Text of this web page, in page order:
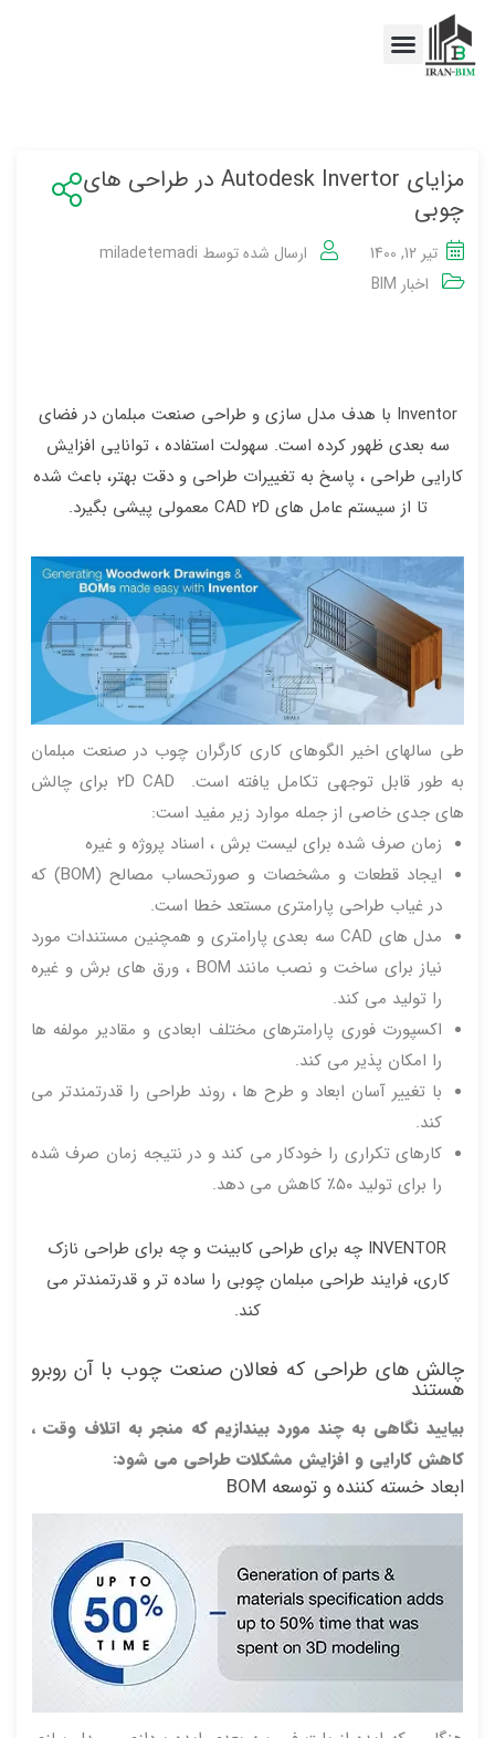
مزایای Autodesk Invertor در طراحی های
چوبی
تیر 12, 1400 ارسال شده توسط miladetemadi
اخبار BIM
Inventor با هدف مدل سازی و طراحی صنعت مبلمان در فضای
سه بعدی ظهور کرده است. سهولت استفاده ، توانایی افزایش
کارایی طراحی ، پاسخ به تغییرات طراحی و دقت بهتر، باعث شده
تا از سیستم عامل های CAD 2D معمولی پیشی بگیرد.
طی سالهای اخیر الگوهای کاری کارگران چوب در صنعت مبلمان
به طور قابل توجهی تکامل یافته است. ۲D CAD برای چالش
های جدی خاصی از جمله موارد زیر مفید است:
زمان صرف شده برای لیست برش ، اسناد پروژه و غیره
ایجاد قطعات و مشخصات و صورتحساب مصالح (BOM) که
در غیاب طراحی پارامتری مستعد خطا است.
مدل های CAD سه بعدی پارامتری و همچنین مستندات مورد
نیاز برای ساخت و نصب مانند BOM ، ورق های برش و غیره
را تولید می کند.
اکسپورت فوری پارامترهای مختلف ابعادی و مقادیر مولفه ها
را امکان پذیر می کند.
با تغییر آسان ابعاد و طرح ها ، روند طراحی را قدرتمندتر می
کند.
کارهای تکراری را خودکار می کند و در نتیجه زمان صرف شده
را برای تولید ۵۰٪ کاهش می دهد.
INVENTOR چه برای طراحی کابینت و چه برای طراحی نازک
کاری، فرایند طراحی مبلمان چوبی را ساده تر و قدرتمندتر می
کند.
چالش های طراحی که فعالان صنعت چوب با آن روبرو
هستند
بیایید نگاهی به چند مورد بیندازیم که منجر به اتلاف وقت ،
کاهش کارایی و افزایش مشکلات طراحی می شود:
ابعاد خسته کننده و توسعه BOM